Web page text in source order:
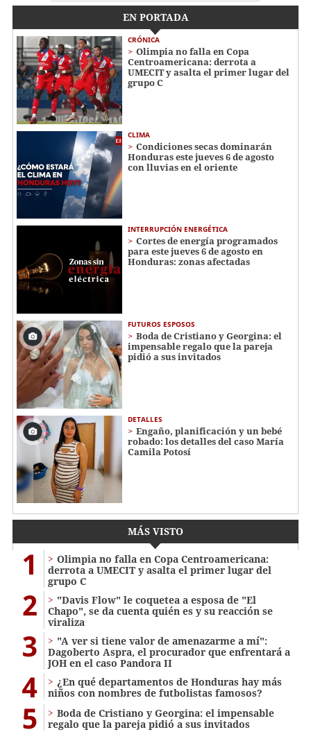
EN PORTADA
CRÓNICA
Olimpia no falla en Copa
Centroamericana: derrota a
UMECIT y asalta el primer lugar del
grupo C
CLIMA
Condiciones secas dominarán
Honduras este jueves 6 de agosto
con lluvias en el oriente
INTERRUPCIÓN ENERGÉTICA
Cortes de energía programados
para este jueves 6 de agosto en
Honduras: zonas afectadas
FUTUROS ESPOSOS
Boda de Cristiano y Georgina: el
impensable regalo que la pareja
pidió a sus invitados
DETALLES
Engaño, planificación y un bebé
robado: los detalles del caso María
Camila Potosí
MÁS VISTO
1
Olimpia no falla en Copa Centroamericana:
derrota a UMECIT y asalta el primer lugar del
grupo C
2
"Davis Flow" le coquetea a esposa de "El
Chapo", se da cuenta quién es y su reacción se
viraliza
3
"A ver si tiene valor de amenazarme a mí":
Dagoberto Aspra, el procurador que enfrentará a
JOH en el caso Pandora II
4
¿En qué departamentos de Honduras hay más
niños con nombres de futbolistas famosos?
5
Boda de Cristiano y Georgina: el impensable
regalo que la pareja pidió a sus invitados